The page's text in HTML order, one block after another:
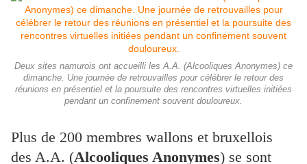
Deux sites namurois ont accueilli les A.A. (Alcooliques Anonymes) ce
dimanche. Une journée de retrouvailles pour célébrer le retour des
réunions en présentiel et la poursuite des rencontres virtuelles initiées
pendant un confinement souvent douloureux.
Plus de 200 membres wallons et bruxellois
des A.A. (Alcooliques Anonymes) se sont